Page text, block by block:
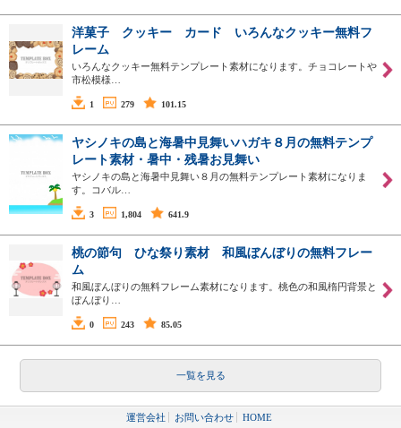
洋菓子 クッキー カード いろんなクッキー無料フ
レーム
いろんなクッキー無料テンプレート素材になります。チョコレートや
市松模様…
1 279 101.15
ヤシノキの島と海暑中見舞いハガキ８月の無料テンプ
レート素材・暑中・残暑お見舞い
ヤシノキの島と海暑中見舞い８月の無料テンプレート素材になりま
す。コバル…
3 1,804 641.9
桃の節句 ひな祭り素材 和風ぼんぼりの無料フレー
ム
和風ぼんぼりの無料フレーム素材になります。桃色の和風楕円背景と
ぼんぼり…
0 243 85.05
一覧を見る
運営会社 お問い合わせ
HOME